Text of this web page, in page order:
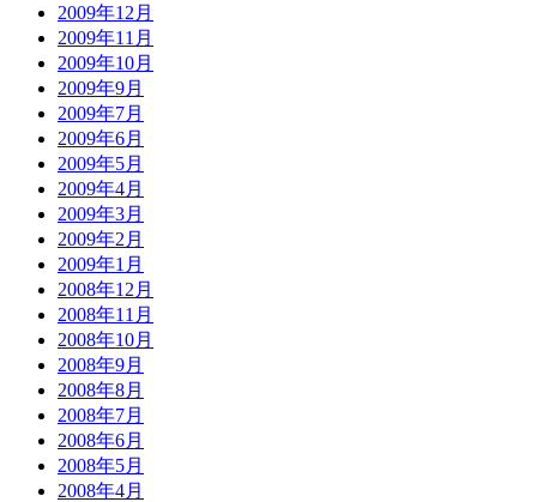
2009年12月
2009年11月
2009年10月
2009年9月
2009年7月
2009年6月
2009年5月
2009年4月
2009年3月
2009年2月
2009年1月
2008年12月
2008年11月
2008年10月
2008年9月
2008年8月
2008年7月
2008年6月
2008年5月
2008年4月